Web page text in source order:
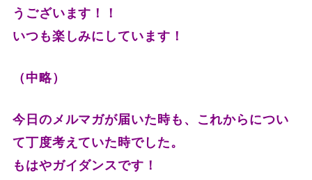
うございます！！
いつも楽しみにしています！
（中略）
今日のメルマガが届いた時も、 これからについ
て丁度考えていた時でした。
もはやガイダンスです！